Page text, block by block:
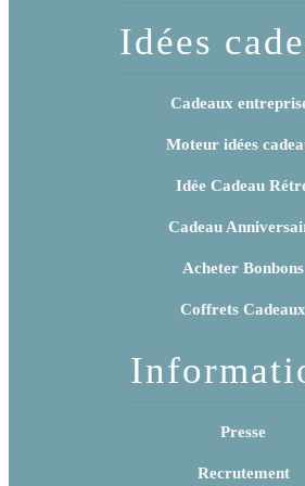
Idées
Cadeaux
Moteur idées
Idée Cadeau
Cadeau
Acheter Bonbons
Coffrets Cadeaux
Presse
Recrutement